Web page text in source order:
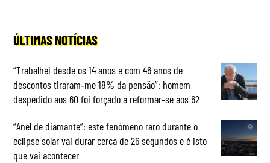
ÚLTIMAS NOTÍCIAS
“Trabalhei desde os 14 anos e com 46 anos de
descontos tiraram‑me 18% da pensão”: homem
despedido aos 60 foi forçado a reformar‑se aos 62
“Anel de diamante”: este fenómeno raro durante o
eclipse solar vai durar cerca de 26 segundos e é isto
que vai acontecer